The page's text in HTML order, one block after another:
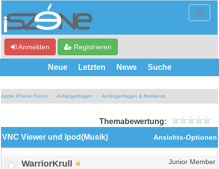
Anmelden Registrieren
Neue Letzten News Suche
Apple iPhone Forum Anfängerfragen Anfängerfragen & Notdienst
Themabewertung:
Ansichts-Optionen
VNC Viewer und Ipod(Musik)
WarriorKrull Junior Member